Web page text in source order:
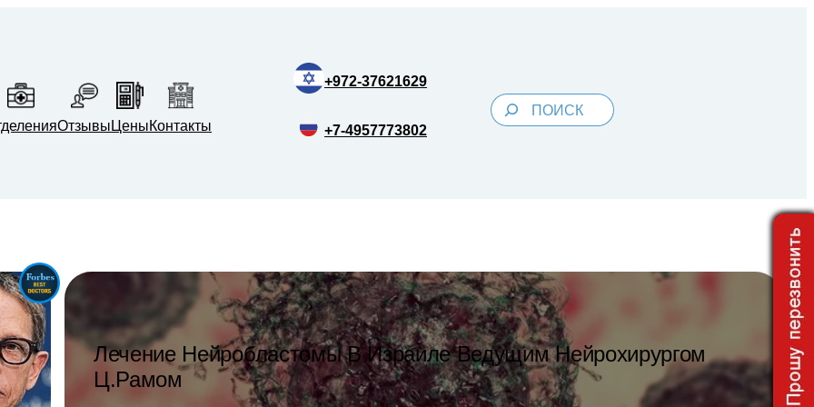
Отзывы ЦеныКонтакты
+972-37621629
+7-4957773802
Поиск
Лечение Нейробластомы В Израиле Ведущим Нейрохирургом
Ц.Рамом